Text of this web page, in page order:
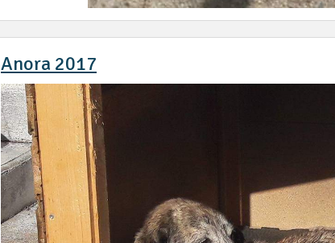
Anora 2017